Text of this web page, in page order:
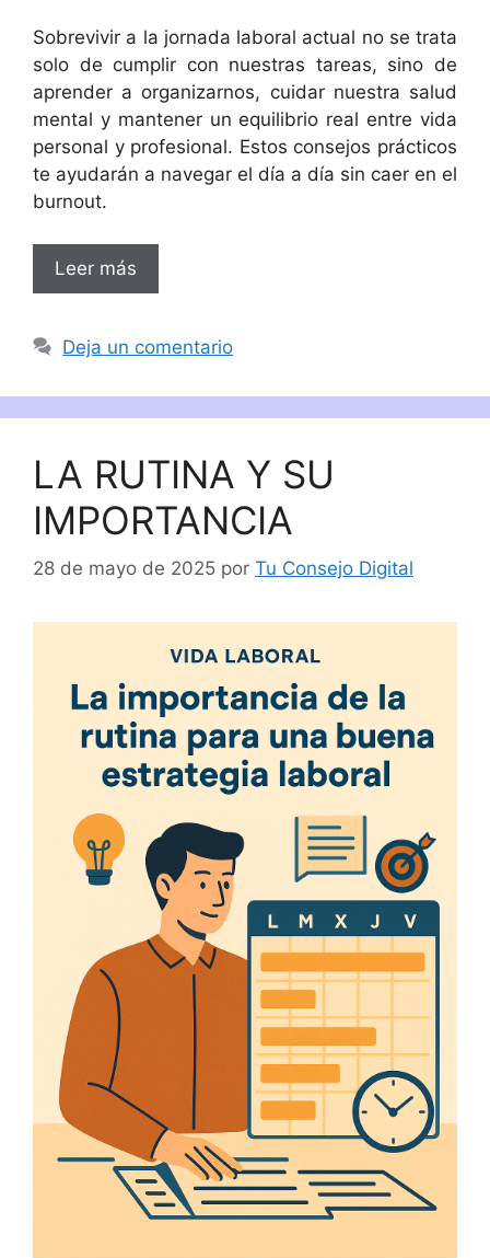
Sobrevivir a la jornada laboral actual no se trata
solo de cumplir con nuestras tareas, sino de
aprender a organizarnos, cuidar nuestra salud
mental y mantener un equilibrio real entre vida
personal y profesional. Estos consejos prácticos
te ayudarán a navegar el día a día sin caer en el
burnout.
Leer más
Deja un comentario
LA RUTINA Y SU
IMPORTANCIA
28 de mayo de 2025 por Tu Consejo Digital